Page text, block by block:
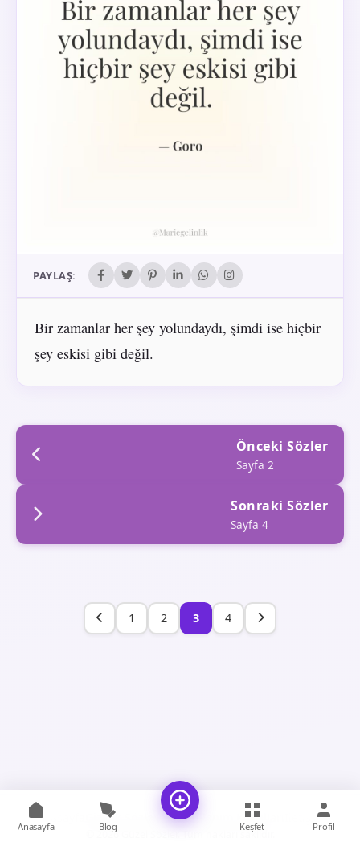
PAYLAŞ:
Bir zamanlar her şey yolundaydı, şimdi ise hiçbir
şey eskisi gibi değil.
Önceki Sözler
Sayfa 2
Sonraki Sözler
Sayfa 4
1 2 3 4
Anasayfa Gizlilik SözleşmesiKullanım Koşulları İletişim
© 2026 Güzel Sözler. Tüm hakları saklıdır.
Anasayfa Blog Keşfet Profil